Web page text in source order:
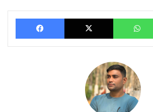
Facebook X